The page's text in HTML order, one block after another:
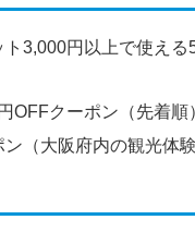
3,000円以上で使える
OFFクーポン（先着順
（大阪府内の観光体